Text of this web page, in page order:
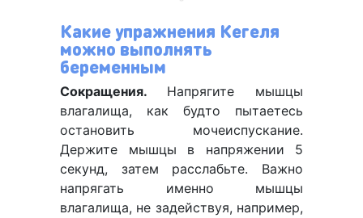
Какие упражнения Кегеля
можно выполнять
беременным
Сокращения. Напрягите мышцы
влагалища, как будто пытаетесь
остановить мочеиспускание.
Держите мышцы в напряжении 5
секунд, затем расслабьте. Важно
напрягать именно мышцы
влагалища, не задействуя, например,